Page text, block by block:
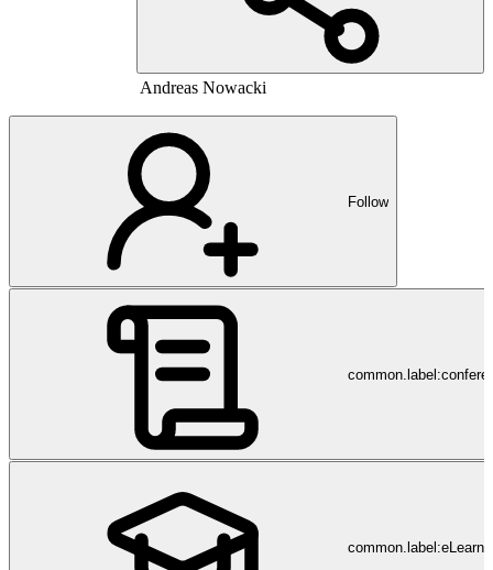
Andreas Nowacki
Follow